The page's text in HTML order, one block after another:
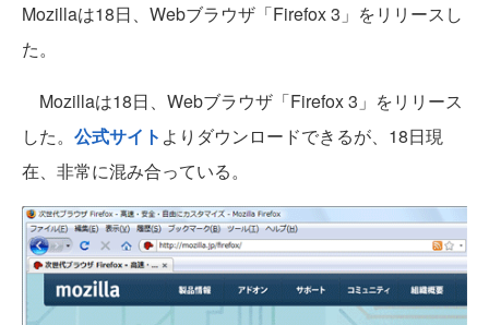
Mozillaは18日、Webブラウザ「Firefox 3」をリリースし
た。
Mozillaは18日、Webブラウザ「Firefox 3」をリリース
した。 公式サイト よりダウンロードできるが、18日現
在、非常に混み合っている。